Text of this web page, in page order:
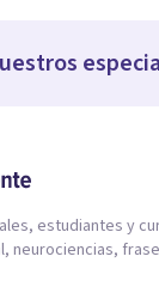
estudiantes y
neurociencias,